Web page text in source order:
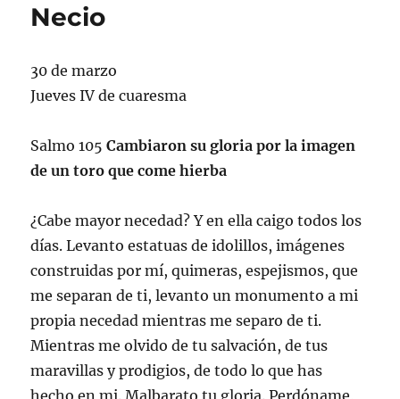
Necio
30 de marzo
Jueves IV de cuaresma
Salmo 105Cambiaron su gloria por la imagen
de un toro que come hierba
¿Cabe mayor necedad? Y en ella caigo todos los
días. Levanto estatuas de idolillos, imágenes
construidas por mí, quimeras, espejismos, que
me separan de ti, levanto un monumento a mi
propia necedad mientras me separo de ti.
Mientras me olvido de tu salvación, de tus
maravillas y prodigios, de todo lo que has
hecho en mi. Malbarato tu gloria. Perdóname,